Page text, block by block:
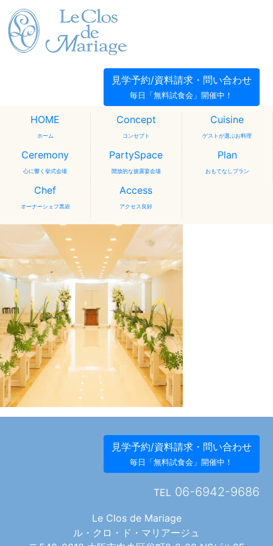
見学予約/資料請求・問い合わせ
毎日「無料試食会」開催中！
HOME
ホーム
Concept
コンセプト
Cuisine
ゲストが選ぶお料理
Ceremony
心に響く挙式会場
PartySpace
開放的な披露宴会場
Plan
おもてなしプラン
Chef
オーナーシェフ黒岩
Access
アクセス良好
見学予約/資料請求・問い合わせ
毎日「無料試食会」開催中！
TEL06-6942-9686
Le Clos de Mariage
ル・クロ・ド・マリアージュ